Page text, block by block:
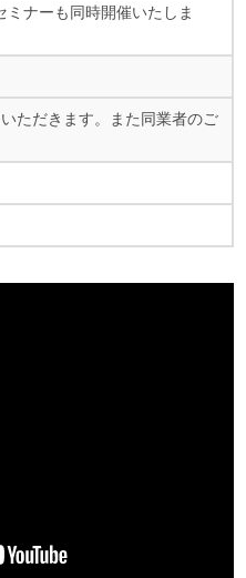
ナーも同時開催いたしま
ただきます。また同業者のご